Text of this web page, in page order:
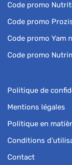
Code promo
Code promo
Code promo Yam
Code promo
Politique de
Mentions légales
Politique en
Conditions
Contact